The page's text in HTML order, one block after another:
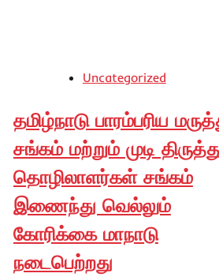
Uncategorized
தமிழ்நாடு பாரம்பரிய
சங்கம் மற்றும் முடி
தொழிலாளர்கள் சங்கம்
இணைந்து வெல்லும்
கோரிக்கை மாநாடு
நடைபெற்றது